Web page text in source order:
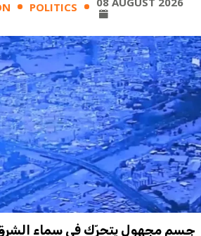
POLITICS
جسم مجهول يتحرّك في سماء